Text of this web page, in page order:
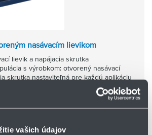
vašich údajov
nasávacím lievikom
lievik a napájacia skrutka
s výrobkom: otvorený nasávací
skrutka nastaviteľná pre každú aplikáciu
vďaka rýchlemu prístupu ku